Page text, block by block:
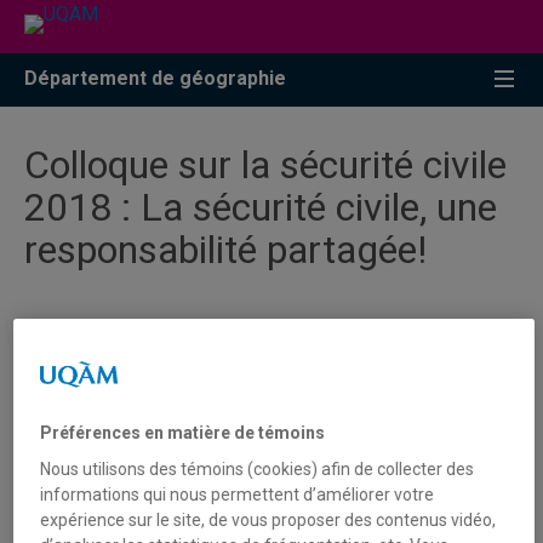
Accéder
recherche
Accéder
menu
pricipal
Accéder
zone
Département de géographie
Colloque sur la sécurité civile
2018 : La sécurité civile, une
responsabilité partagée!
23 et 24 octobre 2018 | Centre des
congrès de Québec
associations partenaires du ministère, précédera le
Colloque le 22 octobre.
Préférences en matière de témoins
Nous utilisons des témoins (cookies) afin de collecter des
informations qui nous permettent d’améliorer votre
expérience sur le site, de vous proposer des contenus vidéo,